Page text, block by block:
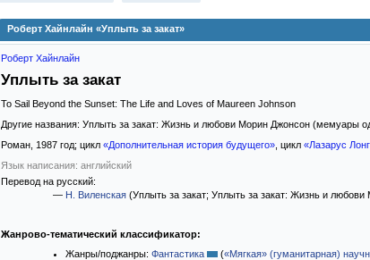
Роберт Хайнлайн «Уплыть за закат»
Роберт Хайнлайн
Уплыть за закат
To Sail Beyond the Sunset: The Life and Loves of Maureen Johnson
Другие названия: Уплыть за закат: Жизнь и любови Морин Джонсон (мемуары
Роман, 1987 год; цикл «Дополнительная история будущего» , цикл «Лазарус
Язык написания: английский
Перевод на русский:
— Н. Виленская (Уплыть за закат; Уплыть за закат: Жизнь и
Жанрово-тематический классификатор:
Жанры/поджанры: Фантастика («Мягкая» (гуманитарная)